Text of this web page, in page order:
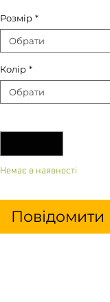
Розмір *
Обрати
Колір *
Обрати
Немає в наявності
Повідомити